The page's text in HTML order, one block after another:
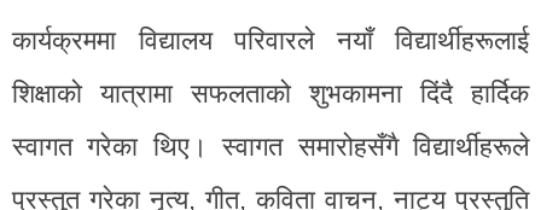
कार्यक्रममा विद्यालय परिवारले नयाँ विद्यार्थीहरूलाई
शिक्षाको यात्रामा सफलताको शुभकामना दिंदै हार्दिक
स्वागत गरेका थिए। स्वागत समारोहसँगै विद्यार्थीहरूले
प्रस्तुत गरेका नृत्य, गीत, कविता वाचन, नाट्य प्रस्तुति